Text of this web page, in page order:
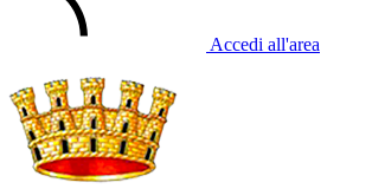
Accedi all'area